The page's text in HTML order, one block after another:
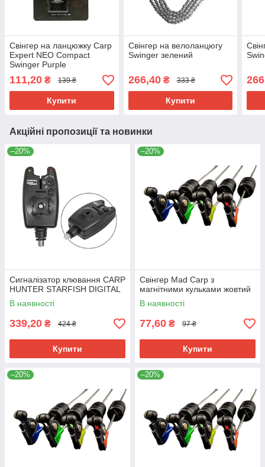
Свінгер на ланцюжку Carp
Expert NEO Compact
Swinger Purple
111,20 ₴ 139 ₴
Купити
Свінгер на велоланцюгу
Swinger зелений
266,40₴ 333 ₴
Купити
Акційні пропозиції та новинки
–20%
Сигналізатор клювання CARP
HUNTER STARFISH DIGITAL
В наявності
339,20 ₴ 424 ₴
Купити
–20%
Свінгер Mad Carp з
магнітними кульками жовтий
В наявності
77,60 ₴ 97 ₴
Купити
–20% –20%